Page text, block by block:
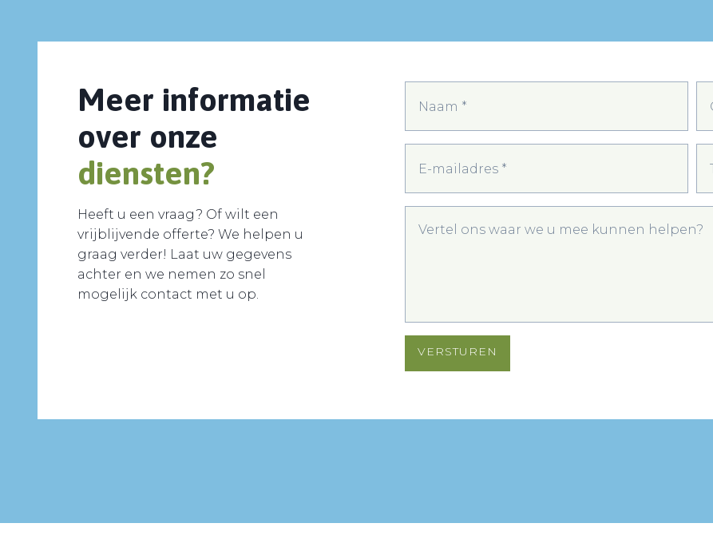
Meer informatie
over onze
diensten?
Heeft u een vraag? Of wilt een
vrijblijvende offerte? We helpen u
graag verder! Laat uw gegevens
achter en we nemen zo snel
mogelijk contact met u op.
VERSTUREN